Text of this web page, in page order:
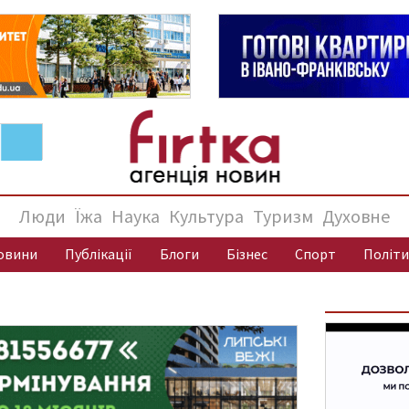
Люди Їжа Наука Культура Туризм Духовне
Публікації Блоги Бізнес Спорт